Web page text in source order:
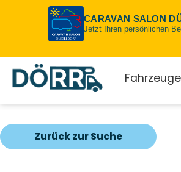
Fahrzeuge
Zurück zur Suche
CARAVAN SALON
Jetzt Ihren persönlichen